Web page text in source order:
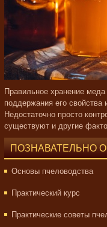
Правильное хранение
поддержания его
Недостаточно просто
существуют и другие
ПОЗНАВАТЕЛЬНО
Основы пчеловодства
Практический курс
Практические советы